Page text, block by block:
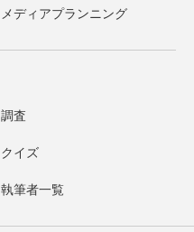
メディアプランニング
調査
クイズ
執筆者一覧